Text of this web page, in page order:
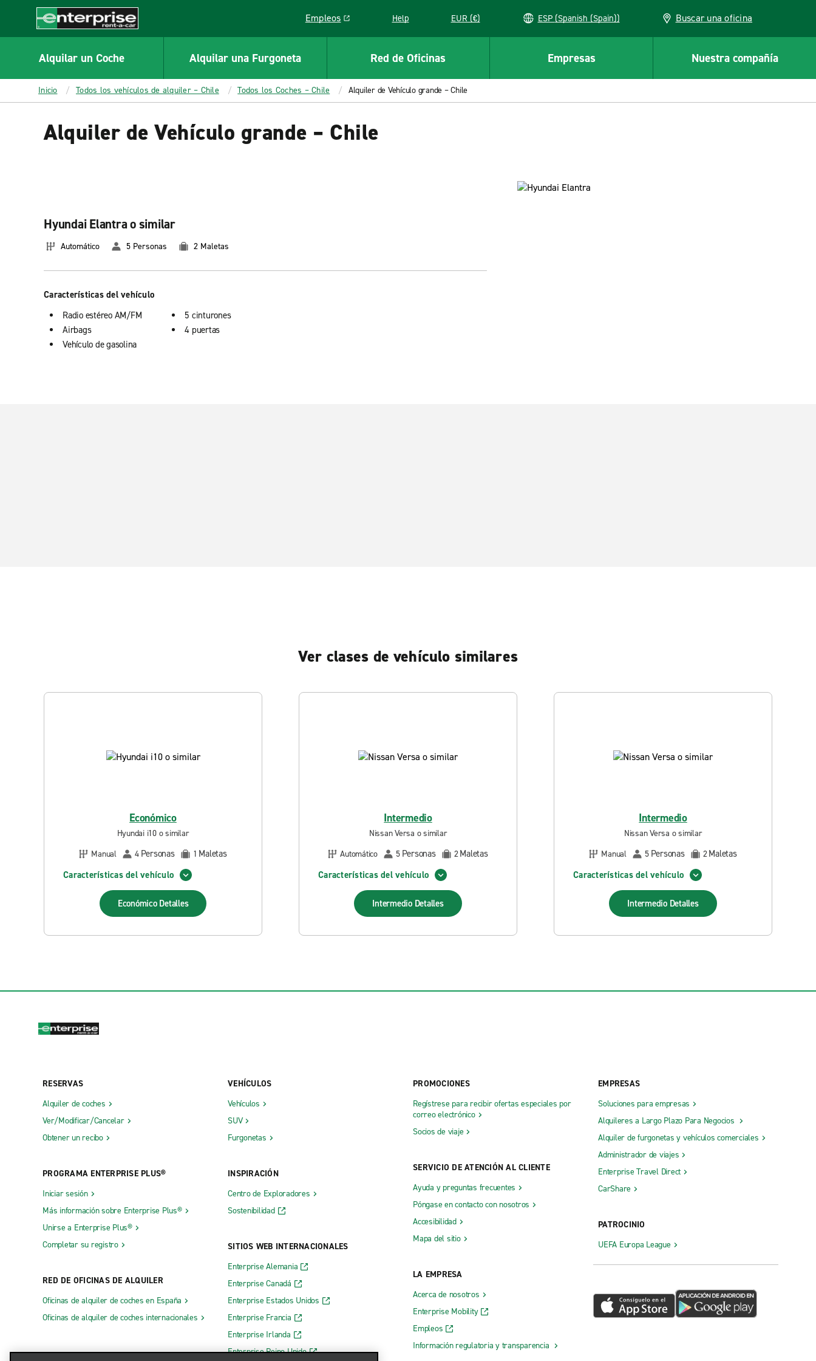
CONTENT
Enterprise
Empleos
Link opens in a new window
Help EUR (€) ESP (Spanish (Spain)) Buscar una oficina
Alquilar un Coche Alquilar una Furgoneta Red de Oficinas Empresas Nuestra compañía
Inicio Todos los vehículos de alquiler – Chile Todos los Coches – Chile Alquiler de Vehículo grande – Chile
Alquiler de Vehículo grande – Chile
Hyundai Elantra o similar
Automático 5 Personas 2 Maletas
Características del vehículo
Radio estéreo AM/FM
Airbags
Vehículo de gasolina
5 cinturones
4 puertas
Ver clases de vehículo similares
Económico
Hyundai i10 o similar
Manual
4 Personas 1 Maletas
Características del vehículo
Económico Detalles
Intermedio
Nissan Versa o similar
Automático
5 Personas 2Maletas
Características del vehículo
Intermedio Detalles
Intermedio
Nissan Versa o similar
Manual
5 Personas 2Maletas
Características del vehículo
Intermedio Detalles
RESERVAS
Alquiler de coches
Ver/Modificar/Cancelar
Obtener un recibo
PROGRAMA ENTERPRISE PLUS®
Iniciar sesión
Más información sobre Enterprise Plus®
Unirse a Enterprise Plus®
Completar su registro
RED DE OFICINAS DE ALQUILER
Oficinas de alquiler de coches en España
Oficinas de alquiler de coches internacionales
VEHÍCULOS
Vehículos
SUV
Furgonetas
INSPIRACIÓN
Centro de Exploradores
Sostenibilidad
SITIOS WEB INTERNACIONALES
Enterprise Alemania
Enterprise Canadá
Enterprise Estados Unidos
Enterprise Francia
Enterprise Irlanda
Enterprise Reino Unido
PROMOCIONES
Regístrese para recibir ofertas especiales por
correo electrónico
Socios de viaje
SERVICIO DE ATENCIÓN AL CLIENTE
Ayuda y preguntas frecuentes
Póngase en contacto con nosotros
Accesibilidad
Mapa del sitio
LA EMPRESA
Acerca de nosotros
Enterprise Mobility
Empleos
Información regulatoria y transparencia
EMPRESAS
Soluciones para empresas
Alquileres a Largo Plazo Para Negocios
Alquiler de furgonetas y vehículos comerciales
Administrador de viajes
Enterprise Travel Direct
CarShare
PATROCINIO
UEFA Europa League